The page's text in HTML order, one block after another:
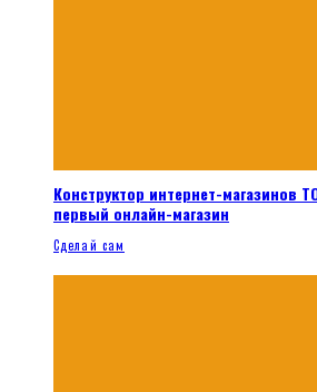
Конструктор интернет-магазинов
первый онлайн-магазин
Сделай сам